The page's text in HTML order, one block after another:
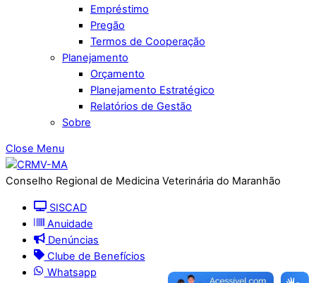
Empréstimo
Pregão
Termos de Cooperação
Planejamento
Orçamento
Planejamento Estratégico
Relatórios de Gestão
Sobre
Close Menu
Conselho Regional de Medicina Veterinária do Maranhão
SISCAD
Anuidade
Denúncias
Clube de Benefícios
Whatsapp